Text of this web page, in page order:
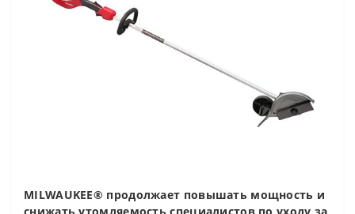
MILWAUKEE® продолжает повышать мощность и